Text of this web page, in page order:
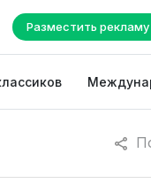
Разместить рекламу